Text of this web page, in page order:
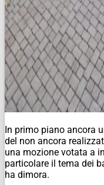
In primo piano ancora
del non ancora
una mozione votata a
particolare il tema dei
ha dimora.